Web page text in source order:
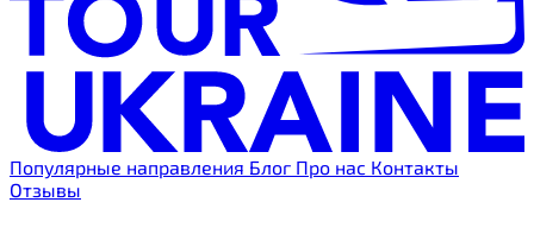
Популярные направления Блог Про нас Контакты
Отзывы